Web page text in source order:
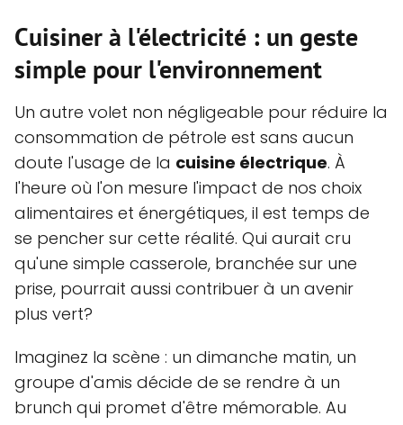
Cuisiner à l'électricité : un geste
simple pour l'environnement
Un autre volet non négligeable pour réduire la
consommation de pétrole est sans aucun
doute l'usage de la cuisine électrique. À
l'heure où l'on mesure l'impact de nos choix
alimentaires et énergétiques, il est temps de
se pencher sur cette réalité. Qui aurait cru
qu'une simple casserole, branchée sur une
prise, pourrait aussi contribuer à un avenir
plus vert?
Imaginez la scène : un dimanche matin, un
groupe d'amis décide de se rendre à un
brunch qui promet d'être mémorable. Au